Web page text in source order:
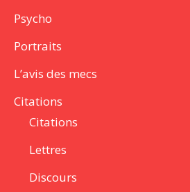
Psycho
Portraits
L’avis des mecs
Citations
Citations
Lettres
Discours